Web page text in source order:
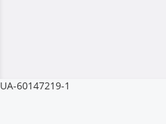
UA-60147219-1